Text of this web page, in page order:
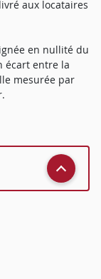
aux locataires
en nullité du
écart entre la
mesurée par